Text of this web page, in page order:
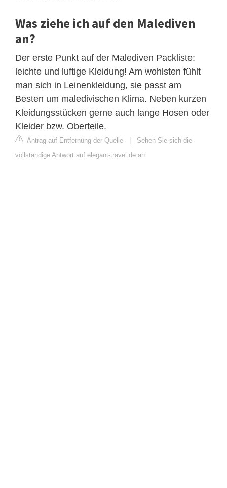
Was ziehe ich auf den Malediven
an?
Der erste Punkt auf der Malediven Packliste:
leichte und luftige Kleidung! Am wohlsten fühlt
man sich in Leinenkleidung, sie passt am
Besten um maledivischen Klima. Neben kurzen
Kleidungsstücken gerne auch lange Hosen oder
Kleider bzw. Oberteile.
Antrag auf Entfernung der Quelle | Sehen Sie sich die
vollständige Antwort auf elegant-travel.de an